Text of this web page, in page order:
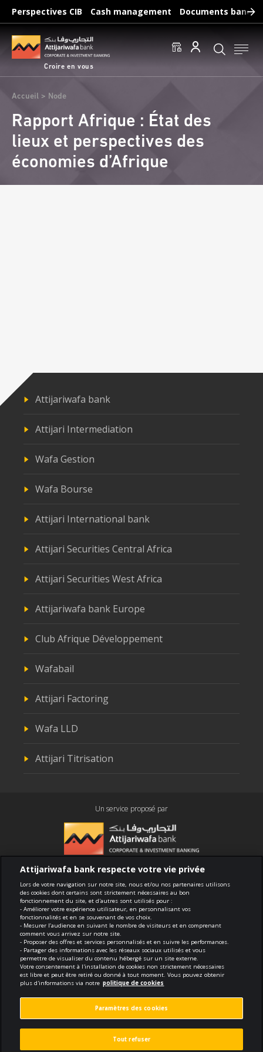
Aller
contenu
principal
Perspectives CIB Cash management Documents
Croire en vous
Fil
d'Ariane
Accueil Node
Rapport Afrique : État des
lieux et perspectives des
économies d’Afrique
Attijariwafa bank
Attijari Intermediation
Wafa Gestion
Wafa Bourse
Attijari International bank
Attijari Securities Central Africa
Attijari Securities West Africa
Attijariwafa bank Europe
Club Afrique Développement
Wafabail
Attijari Factoring
Wafa LLD
Attijari Titrisation
Un service proposé par
Conformité
Conditions générales d'utilisation
Sécurité et confidentialité
Politique de cookies
Protection des données personnelles
© 2026 Tous droits réservés
Recherches fréquentes :
Accéder aux comptes Effectuer un virement
Éditer un RIB
Attijariwafa bank respecte votre vie privée
Lors de votre navigation sur notre site, nous et/ou nos partenaires utilisons
des cookies dont certains sont strictement nécessaires au bon
fonctionnement du site, et d'autres sont utilisés pour :
- Améliorer votre expérience utilisateur, en personnalisant vos
fonctionnalités et en se souvenant de vos choix.
- Mesurer l’audience en suivant le nombre de visiteurs et en comprenant
comment vous arrivez sur notre site.
- Proposer des offres et services personnalisés et en suivre les performances.
- Partager des informations avec les réseaux sociaux utilisés et vous
permettre de visualiser du contenu hébergé sur un site externe.
Votre consentement à l'installation de cookies non strictement nécessaires
est libre et peut être retiré ou donné à tout moment. Vous pouvez obtenir
plus d'informations via notre politique de cookies
Paramètres des cookies
Tout refuser